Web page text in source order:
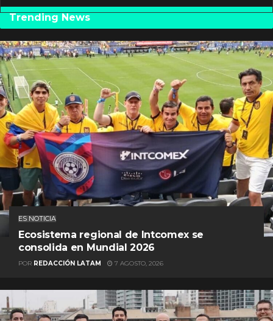
Trending News
ES NOTICIA
Ecosistema regional de Intcomex se
consolida en Mundial 2026
POR REDACCIÓN LATAM 7 AGOSTO, 2026